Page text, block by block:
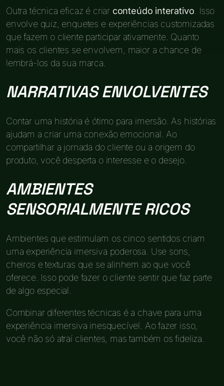
Outra técnica eficaz é criar conteúdo interativo . Isso
envolve quiz, enquetes e experiências customizadas
que fazem o cliente participar ativamente. Quanto
mais os clientes se envolvem, maior a chance de
lembrá-los da sua marca.
NARRATIVAS ENVOLVENTES
Contar uma história é ótimo para imersão. As histórias
ajudam a criar uma conexão emocional. Ao
compartilhar a jornada do cliente ou a origem do
produto, você desperta o interesse e o desejo.
AMBIENTES
SENSORIALMENTE RICOS
Ambientes que estimulam os cinco sentidos criam
uma experiência imersiva poderosa. Use sons,
cheiros e texturas que se alinhem ao que você
oferece. Isso pode fazer o cliente sentir que faz parte
de algo especial.
Combinar diferentes técnicas é a chave para uma
experiência imersiva inesquecível. Ao fazer isso,
você não só atraí clientes, mas também os fideliza.